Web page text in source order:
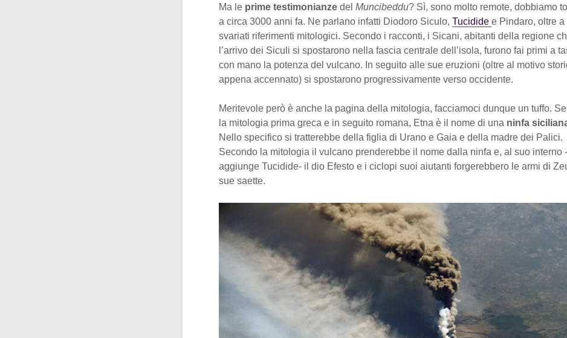
Ma le prime testimonianze del Muncibeddu? Sì, sono molto remote, dobbiamo
a circa 3000 anni fa. Ne parlano infatti Diodoro Siculo, Tucidide e Pindaro, oltre a
svariati riferimenti mitologici. Secondo i racconti, i Sicani, abitanti della regione
l’arrivo dei Siculi si spostarono nella fascia centrale dell’isola, furono fai primi a
con mano la potenza del vulcano. In seguito alle sue eruzioni (oltre al motivo
appena accennato) si spostarono progressivamente verso occidente.
Meritevole però è anche la pagina della mitologia, facciamoci dunque un tuffo.
la mitologia prima greca e in seguito romana, Etna è il nome di una ninfa
Nello specifico si tratterebbe della figlia di Urano e Gaia e della madre dei Palici.
Secondo la mitologia il vulcano prenderebbe il nome dalla ninfa e, al suo interno -
aggiunge Tucidide- il dio Efesto e i ciclopi suoi aiutanti forgerebbero le armi di
sue saette.